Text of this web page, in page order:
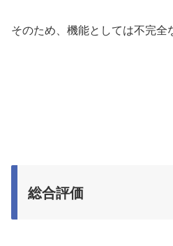
そのため、機能としては不完全
総合評価